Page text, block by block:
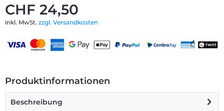
CHF 24,50
inkl. MwSt. zzgl. Versandkosten
Produktinformationen
Beschreibung